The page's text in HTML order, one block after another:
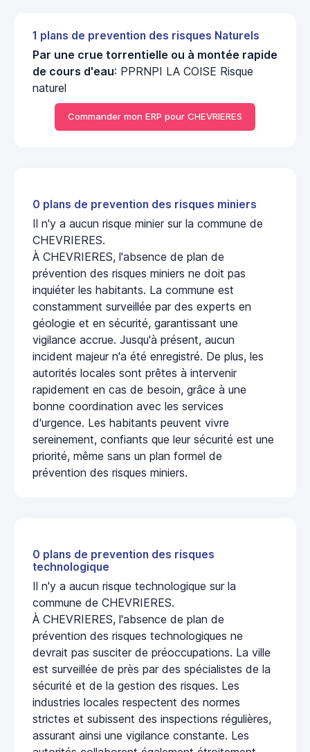
1 plans de prevention des risques Naturels
Par une crue torrentielle ou à montée rapide
de cours d'eau: PPRNPI LA COISE Risque
naturel
Commander mon ERP pour CHEVRIERES
0 plans de prevention des risques miniers
Il n'y a aucun risque minier sur la commune de
CHEVRIERES.
À CHEVRIERES, l'absence de plan de
prévention des risques miniers ne doit pas
inquiéter les habitants. La commune est
constamment surveillée par des experts en
géologie et en sécurité, garantissant une
vigilance accrue. Jusqu'à présent, aucun
incident majeur n'a été enregistré. De plus, les
autorités locales sont prêtes à intervenir
rapidement en cas de besoin, grâce à une
bonne coordination avec les services
d'urgence. Les habitants peuvent vivre
sereinement, confiants que leur sécurité est une
priorité, même sans un plan formel de
prévention des risques miniers.
0 plans de prevention des risques
technologique
Il n'y a aucun risque technologique sur la
commune de CHEVRIERES.
À CHEVRIERES, l'absence de plan de
prévention des risques technologiques ne
devrait pas susciter de préoccupations. La ville
est surveillée de près par des spécialistes de la
sécurité et de la gestion des risques. Les
industries locales respectent des normes
strictes et subissent des inspections régulières,
assurant ainsi une vigilance constante. Les